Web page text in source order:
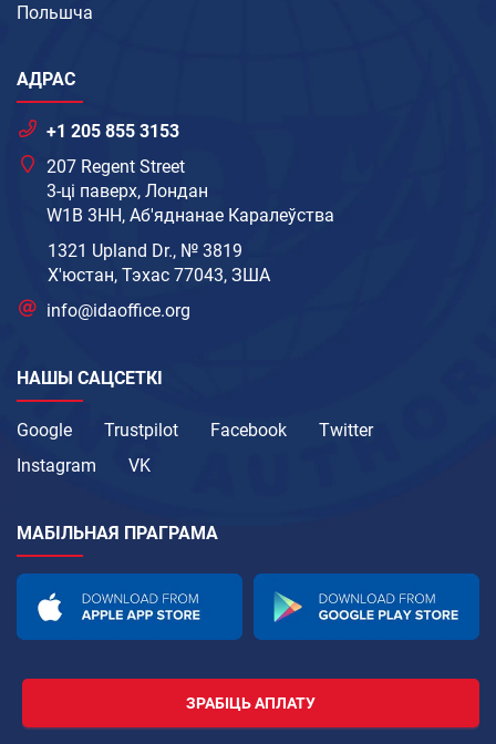
Польшча
АДРАС
+1 205 855 3153
207 Regent Street
3-ці паверх, Лондан
W1B 3HH, Аб'яднанае Каралеўства
1321 Upland Dr., № 3819
Х'юстан, Тэхас 77043, ЗША
info@idaoffice.org
НАШЫ САЦСЕТКІ
Google Trustpilot Facebook
Twitter
Instagram
VK
МАБІЛЬНАЯ ПРАГРАМА
ЗРАБІЦЬ АПЛАТУ